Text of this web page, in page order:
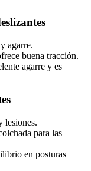
agarre.
buena tracción.
agarre y es
lesiones.
para las
en posturas